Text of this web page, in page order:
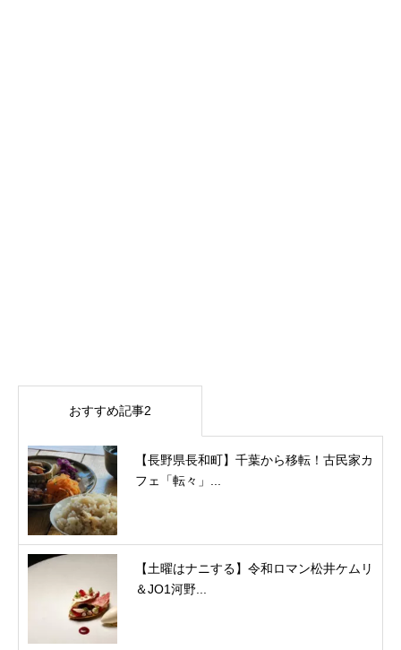
おすすめ記事2
【長野県長和町】千葉から移転！古民家カ
フェ「転々」...
【土曜はナニする】令和ロマン松井ケムリ
＆JO1河野...